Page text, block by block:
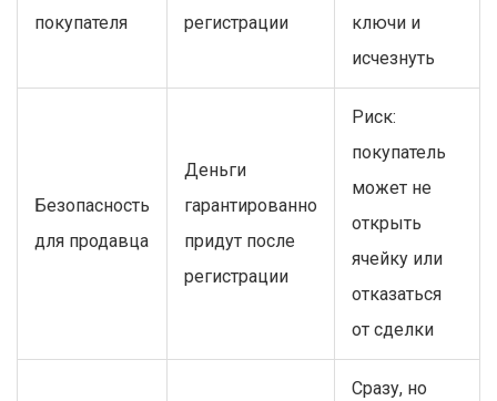
покупателя
регистрации
ключи и
исчезнуть
Безопасность
для продавца
Деньги
гарантированно
придут после
регистрации
Риск:
покупатель
может не
открыть
ячейку или
отказаться
от сделки
Сразу, но